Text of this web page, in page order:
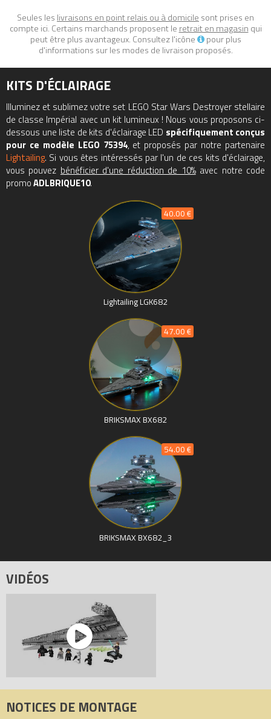
construire de 1 555 pièces idéal pour jouer mesure plus de 16
cm de haut, 46 cm de long et 29 cm de large
classe Impérial (Imperial Star Destroyer)
brique, comparateur de prix 100% LEGO.
Code EAN du LEGO Star Wars 75394 : 5702017600291.
Seules les livraisons en point relais ou à domicile sont prises en
compte ici. Certains marchands proposent le retrait en magasin qui
peut être plus avantageux. Consultez l'icône
pour plus
d'informations sur les modes de livraison proposés.
KITS D'ÉCLAIRAGE
Illuminez et sublimez votre set LEGO Star Wars Destroyer stellaire
de classe Impérial avec un kit lumineux ! Nous vous proposons ci-
dessous une liste de kits d'éclairage LED spécifiquement conçus
pour ce modèle LEGO 75394, et proposés par notre partenaire
Lightailing. Si vous êtes intéressés par l'un de ces kits d'éclairage,
vous pouvez bénéficier d'une réduction de 10%avec notre code
promoADLBRIQUE10.
40.00 €
Lightailing LGK682
47.00 €
BRIKSMAX BX682
54.00 €
BRIKSMAX BX682_3
VIDÉOS
NOTICES DE MONTAGE